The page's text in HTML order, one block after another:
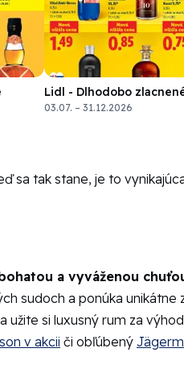
Lidl - Dlhodobo
03.07. – 31.12.2026
sa tak stane, je to
a vyváženou
sudoch a ponúka unikátne
si luxusný rum za
v akcii či obľúbený